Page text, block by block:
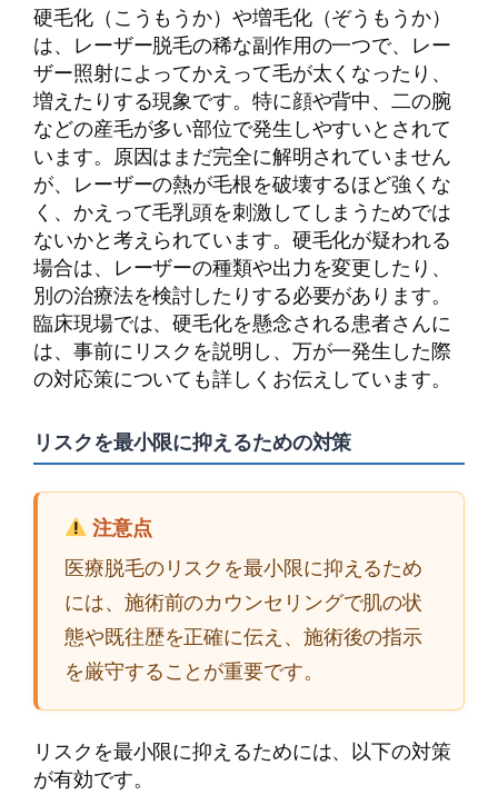
硬毛化（こうもうか）や増毛化（ぞうもうか）
は、レーザー脱毛の稀な副作用の一つで、レー
ザー照射によってかえって毛が太くなったり、
増えたりする現象です。特に顔や背中、二の腕
などの産毛が多い部位で発生しやすいとされて
います。原因はまだ完全に解明されていません
が、レーザーの熱が毛根を破壊するほど強くな
く、かえって毛乳頭を刺激してしまうためでは
ないかと考えられています。硬毛化が疑われる
場合は、レーザーの種類や出力を変更したり、
別の治療法を検討したりする必要があります。
臨床現場では、硬毛化を懸念される患者さんに
は、事前にリスクを説明し、万が一発生した際
の対応策についても詳しくお伝えしています。
リスクを最小限に抑えるための対策
注意点
医療脱毛のリスクを最小限に抑えるため
には、施術前のカウンセリングで肌の状
態や既往歴を正確に伝え、施術後の指示
を厳守することが重要です。
リスクを最小限に抑えるためには、以下の対策
が有効です。